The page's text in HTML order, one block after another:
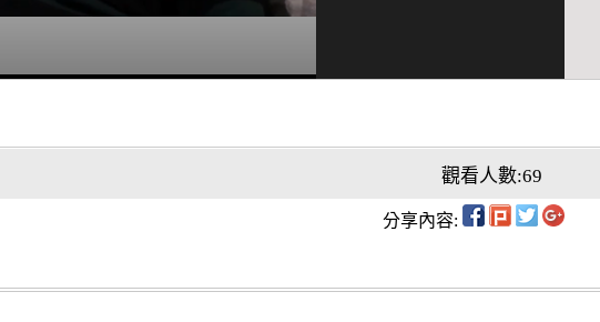
觀看人數:69
分享內容: